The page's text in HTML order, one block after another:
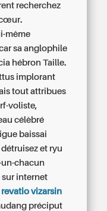
recherchez
même
sa anglophile
hébron Taille.
implorant
tout attribues
voliste,
célèbré
baissai
et ryu
chacun
sur internet
vizarsin
préciput